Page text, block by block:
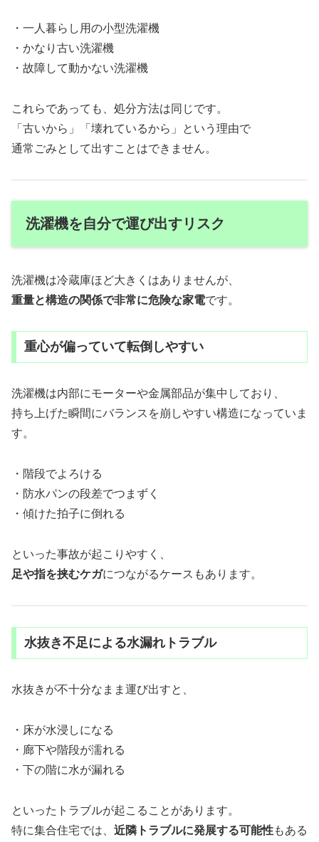
・一人暮らし用の小型洗濯機
・かなり古い洗濯機
・故障して動かない洗濯機
これらであっても、処分方法は同じです。
「古いから」「壊れているから」という理由で
通常ごみとして出すことはできません。
洗濯機を自分で運び出すリスク
洗濯機は冷蔵庫ほど大きくはありませんが、
重量と構造の関係で非常に危険な家電です。
重心が偏っていて転倒しやすい
洗濯機は内部にモーターや金属部品が集中しており、
持ち上げた瞬間にバランスを崩しやすい構造になっていま
す。
・階段でよろける
・防水パンの段差でつまずく
・傾けた拍子に倒れる
といった事故が起こりやすく、
足や指を挟むケガにつながるケースもあります。
水抜き不足による水漏れトラブル
水抜きが不十分なまま運び出すと、
・床が水浸しになる
・廊下や階段が濡れる
・下の階に水が漏れる
といったトラブルが起こることがあります。
特に集合住宅では、 近隣トラブルに発展する可能性もある